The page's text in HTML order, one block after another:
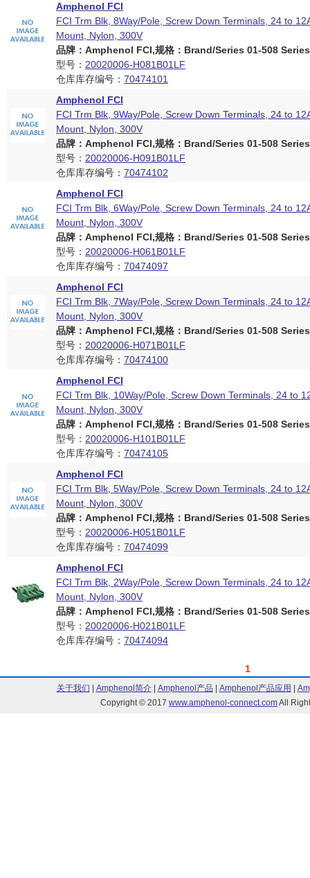
Amphenol FCI
FCI Trm Blk, 8Way/Pole, Screw Down Terminals, 24 to
Mount, Nylon, 300V
品牌：Amphenol FCI,规格：Brand/Series 01-508
型号： 20020006-H081B01LF
仓库库存编号： 70474101
Amphenol FCI
FCI Trm Blk, 9Way/Pole, Screw Down Terminals, 24 to
Mount, Nylon, 300V
品牌：Amphenol FCI,规格：Brand/Series 01-508
型号： 20020006-H091B01LF
仓库库存编号： 70474102
Amphenol FCI
FCI Trm Blk, 6Way/Pole, Screw Down Terminals, 24 to
Mount, Nylon, 300V
品牌：Amphenol FCI,规格：Brand/Series 01-508
型号： 20020006-H061B01LF
仓库库存编号： 70474097
Amphenol FCI
FCI Trm Blk, 7Way/Pole, Screw Down Terminals, 24 to
Mount, Nylon, 300V
品牌：Amphenol FCI,规格：Brand/Series 01-508
型号： 20020006-H071B01LF
仓库库存编号： 70474100
Amphenol FCI
FCI Trm Blk, 10Way/Pole, Screw Down Terminals, 24 to
Mount, Nylon, 300V
品牌：Amphenol FCI,规格：Brand/Series 01-508
型号： 20020006-H101B01LF
仓库库存编号： 70474105
Amphenol FCI
FCI Trm Blk, 5Way/Pole, Screw Down Terminals, 24 to
Mount, Nylon, 300V
品牌：Amphenol FCI,规格：Brand/Series 01-508
型号： 20020006-H051B01LF
仓库库存编号： 70474099
Amphenol FCI
FCI Trm Blk, 2Way/Pole, Screw Down Terminals, 24 to
Mount, Nylon, 300V
品牌：Amphenol FCI,规格：Brand/Series 01-508
型号： 20020006-H021B01LF
仓库库存编号： 70474094
1
关于我们 Amphenol简介| Amphenol产品 Amphenol产品应用
Copyright © 2017 www.amphenol-connect.comAll